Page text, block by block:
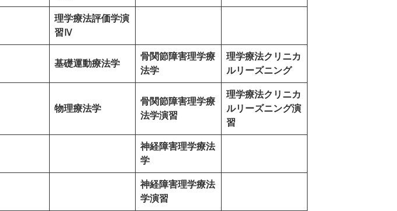
理学療法評価学演
習Ⅳ
基礎運動療法学
骨関節障害理学療
法学
理学療法クリニカ
ルリーズニング
物理療法学
骨関節障害理学療
法学演習
理学療法クリニカ
ルリーズニング演
習
神経障害理学療法
学
神経障害理学療法
学演習